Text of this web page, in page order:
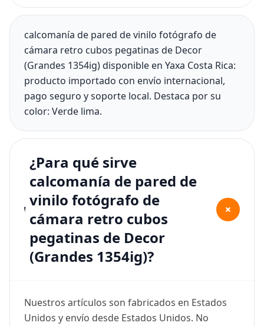
calcomanía de pared de vinilo fotógrafo de
cámara retro cubos pegatinas de Decor
(Grandes 1354ig) disponible en Yaxa Costa Rica:
producto importado con envío internacional,
pago seguro y soporte local. Destaca por su
color: Verde lima.
¿Para qué sirve
calcomanía de pared de
vinilo fotógrafo de
cámara retro cubos
pegatinas de Decor
(Grandes 1354ig)?
+
Nuestros artículos son fabricados en Estados
Unidos y envío desde Estados Unidos. No